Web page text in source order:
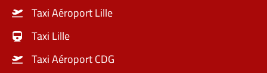
Taxi Aéroport Lille
Taxi Lille
Taxi Aéroport CDG